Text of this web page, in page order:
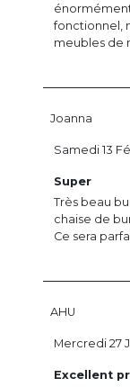
fonctionnel,
meubles de
Joanna
Super
Très beau
chaise de
Ce sera
Samedi 13
AHU
Excellent
Mercredi 27